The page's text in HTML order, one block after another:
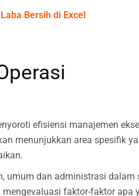
Bersih di Excel
efisiensi manajemen
menunjukkan area spesifik
umum dan administrasi dalam
faktor-faktor apa